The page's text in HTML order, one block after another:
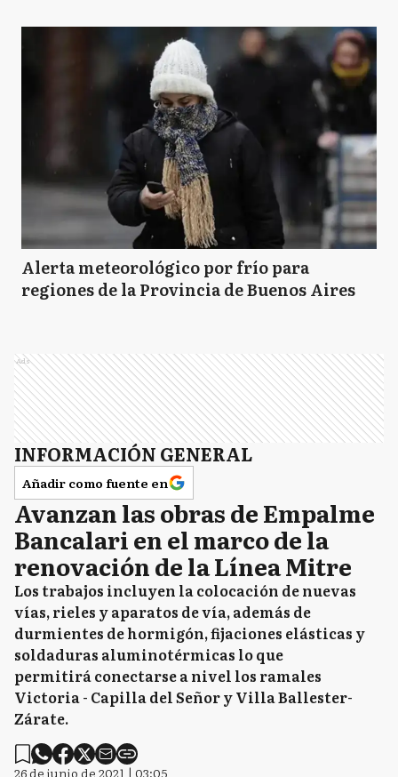
LD Lomas de Zamora
Luján
M Magdalena
M Maipú
MA Malvinas Argentinas
MC Mar Chiquita
MP Marcos Paz
M Mercedes
M Merlo
M Monte
Alerta meteorológico por frío para
regiones de la Provincia de Buenos Aires
Ads
INFORMACIÓN GENERAL
Añadir como fuente en
Avanzan las obras de Empalme
Bancalari en el marco de la
renovación de la Línea Mitre
Los trabajos incluyen la colocación de nuevas
vías, rieles y aparatos de vía, además de
durmientes de hormigón, fijaciones elásticas y
soldaduras aluminotérmicas lo que
permitirá conectarse a nivel los ramales
Victoria - Capilla del Señor y Villa Ballester-
Zárate.
26 de junio de 2021 | 03:05